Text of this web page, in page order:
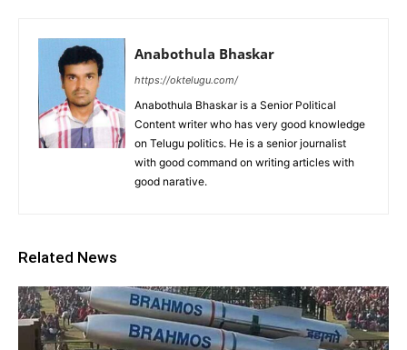
Anabothula Bhaskar
https://oktelugu.com/
Anabothula Bhaskar is a Senior Political
Content writer who has very good knowledge
on Telugu politics. He is a senior journalist
with good command on writing articles with
good narative.
Related News